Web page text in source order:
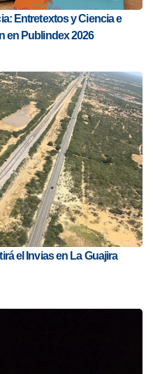
Entretextos y Ciencia e
en Publindex 2026
el Invias en La Guajira